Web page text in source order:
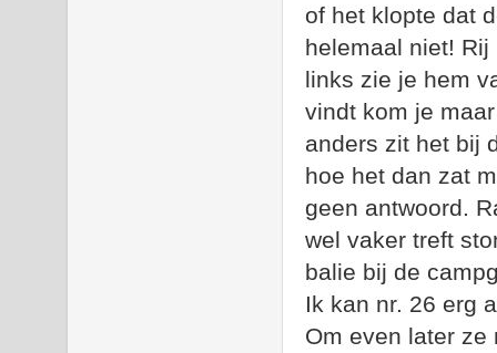
of het klopte dat
helemaal niet!
links zie je hem
vindt kom je
anders zit het bij
hoe het dan zat
geen antwoord.
wel vaker treft
balie bij de
Ik kan nr. 26 erg
Om even later ze